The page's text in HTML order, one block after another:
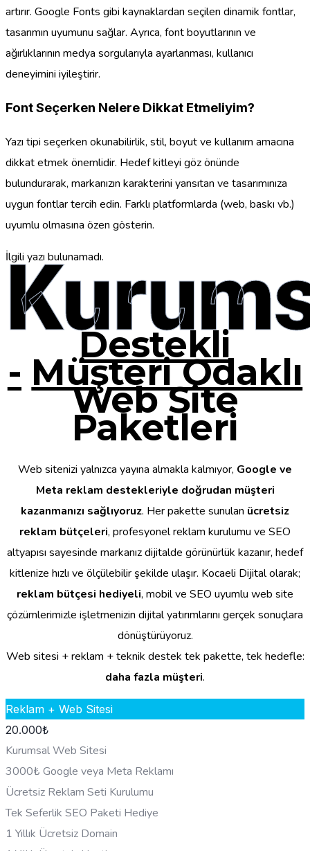
artırır. Google Fonts gibi kaynaklardan seçilen dinamik fontlar,
tasarımın uyumunu sağlar. Ayrıca, font boyutlarının ve
ağırlıklarının medya sorgularıyla ayarlanması, kullanıcı
deneyimini iyileştirir.
Font Seçerken Nelere Dikkat Etmeliyim?
Yazı tipi seçerken okunabilirlik, stil, boyut ve kullanım amacına
dikkat etmek önemlidir. Hedef kitleyi göz önünde
bulundurarak, markanızın karakterini yansıtan ve tasarımınıza
uygun fontlar tercih edin. Farklı platformlarda (web, baskı vb.)
uyumlu olmasına özen gösterin.
İlgili yazı bulunamadı.
Destekli
- Müşteri Odaklı
Web Site
Paketleri
Web sitenizi yalnızca yayına almakla kalmıyor, Google ve
Meta reklam destekleriyle doğrudan müşteri
kazanmanızı sağlıyoruz. Her pakette sunulan ücretsiz
reklam bütçeleri, profesyonel reklam kurulumu ve SEO
altyapısı sayesinde markanız dijitalde görünürlük kazanır, hedef
kitlenize hızlı ve ölçülebilir şekilde ulaşır. Kocaeli Dijital olarak;
reklam bütçesi hediyeli, mobil ve SEO uyumlu web site
çözümlerimizle işletmenizin dijital yatırımlarını gerçek sonuçlara
dönüştürüyoruz.
Web sitesi + reklam + teknik destek tek pakette, tek hedefle:
daha fazla müşteri.
Reklam + Web Sitesi
20.000₺
Kurumsal Web Sitesi
3000₺ Google veya Meta Reklamı
Ücretsiz Reklam Seti Kurulumu
Tek Seferlik SEO Paketi Hediye
1 Yıllık Ücretsiz Domain